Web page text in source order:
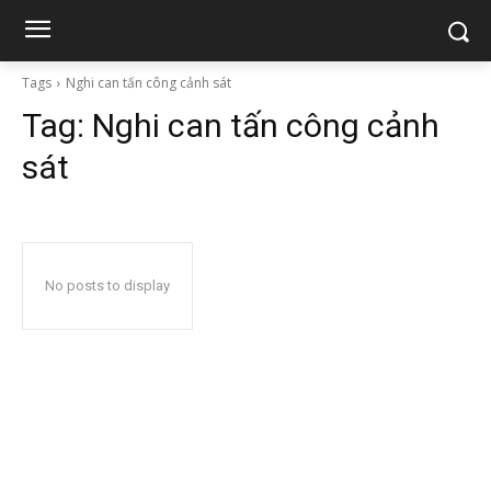
Tags Nghi can tấn công cảnh sát
Tag: Nghi can tấn công cảnh
sát
No posts to display